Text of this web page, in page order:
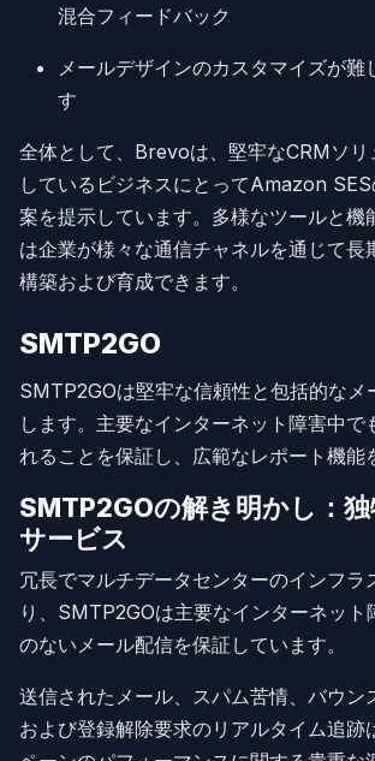
混合フィードバック
メールデザインのカスタマイズが難
す
全体として、Brevoは、堅牢なCRMソリ
しているビジネスにとってAmazon
案を提示しています。多様なツールと
は企業が様々な通信チャネルを通じて長
構築および育成できます。
SMTP2GO
SMTP2GOは堅牢な信頼性と包括的なメ
します。主要なインターネット障害中で
れることを保証し、広範なレポート機能
SMTP2GOの解き明かし：独
サービス
冗長でマルチデータセンターのインフラ
り、SMTP2GOは主要なインターネット
のないメール配信を保証しています。
送信されたメール、スパム苦情、バウン
および登録解除要求のリアルタイム追跡